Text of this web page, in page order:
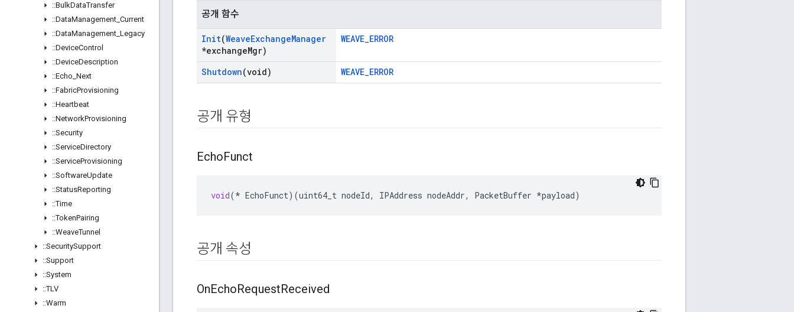
::BulkDataTransfer
::DataManagement Current
::DataManagement Legacy
::DeviceControl
::DeviceDescription
::Echo Next
::FabricProvisioning
::Heartbeat
::NetworkProvisioning
::Security
::ServiceDirectory
::ServiceProvisioning
::SoftwareUpdate
::StatusReporting
::Time
::TokenPairing
::WeaveTunnel
::SecuritySupport
::Support
::System
::TLV
::Warm
공개 함수
Init(WeaveExchangeManager
*exchangeMgr)
WEAVE_ERROR
Shutdown(void) WEAVE_ERROR
공개 유형
EchoFunct
void(* EchoFunct)(uint64_t nodeId, IPAddress nodeAddr, PacketBuffer *payload)
공개 속성
OnEchoRequestReceived